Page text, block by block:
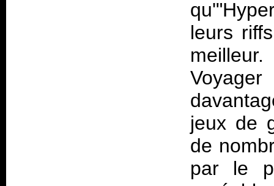
leurs
jeux de
de
par le